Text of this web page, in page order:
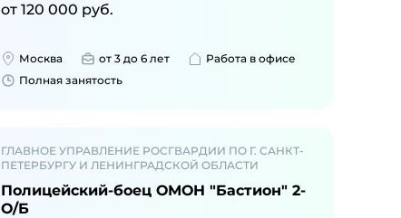
от 120 000 руб.
Москва от 3 до 6 лет
Работа в офисе
Полная занятость
ГЛАВНОЕ УПРАВЛЕНИЕ РОСГВАРДИИ ПО Г. САНКТ-
ПЕТЕРБУРГУ И ЛЕНИНГРАДСКОЙ ОБЛАСТИ
Полицейский-боец ОМОН "Бастион" 2-
О/Б